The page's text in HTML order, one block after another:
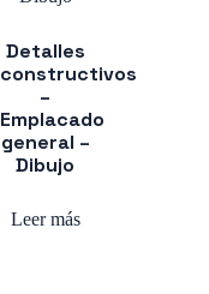
Detalles
constructivos
–
Emplacado
general –
Dibujo
Leer más